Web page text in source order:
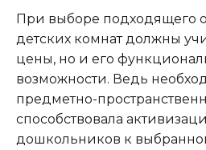
При выборе подходящего
детских комнат должны
цены, но и его
возможности. Ведь
предметно-
способствовала
дошкольников к